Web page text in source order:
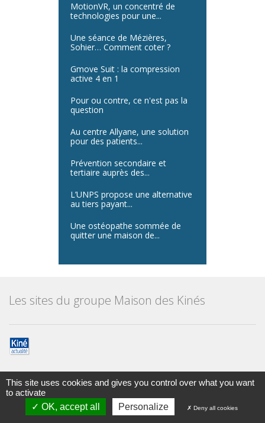
MotionVR, un concentré de
technologies pour une...
Une séance de Mézières,
Sohier… Comment coter ?
Gmove Suit : la compression
active 4 en 1
Pour ou contre, ce n'est pas la
question
Au centre Allyane, une solution
pour des patients...
Prévention secondaire et
tertiaire auprès des...
L’UNPS propose une alternative
au tiers payant...
Une ostéopathe sommée de
quitter une maison de...
Les sites du groupe Maison des Kinés
Maison des kinésithérapeutes
This site uses cookies and gives you control over what you want
to activate
OK, accept all
Personalize Deny all cookies